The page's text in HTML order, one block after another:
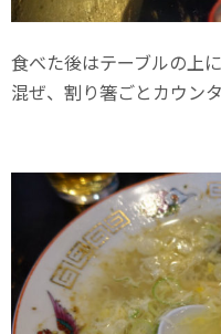
食べた後はテーブルの上
混ぜ、割り箸ごとカウン